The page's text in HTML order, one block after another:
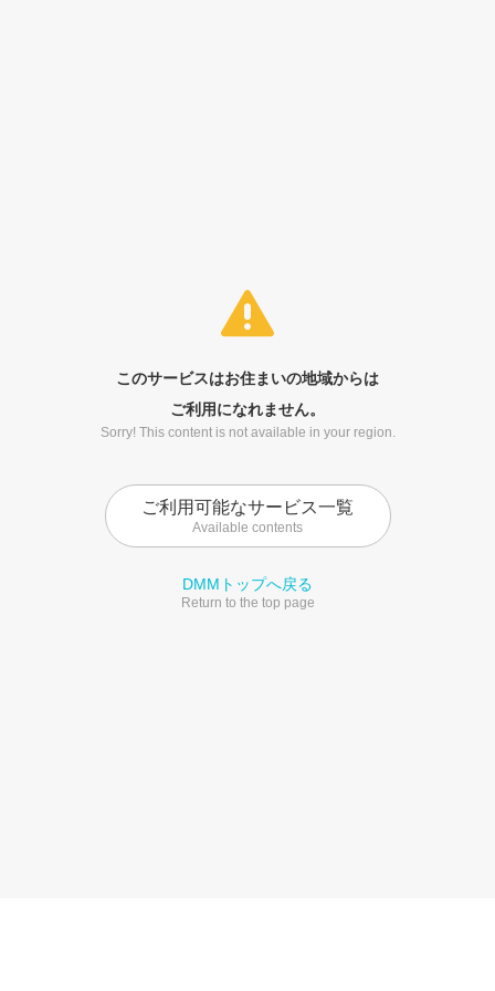
このサービスはお住まいの地域からは
ご利用になれません。
Sorry! This content is not available in your region.
ご利用可能なサービス一覧
Available contents
DMMトップへ戻る
Return to the top page